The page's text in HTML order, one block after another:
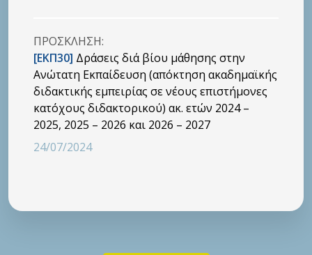
ΠΡΟΣΚΛHΣΗ:
[ΕΚΠ30] Δράσεις διά βίου μάθησης στην
Ανώτατη Εκπαίδευση (απόκτηση ακαδημαϊκής
διδακτικής εμπειρίας σε νέους επιστήμονες
κατόχους διδακτορικού) ακ. ετών 2024 –
2025, 2025 – 2026 και 2026 – 2027
24/07/2024